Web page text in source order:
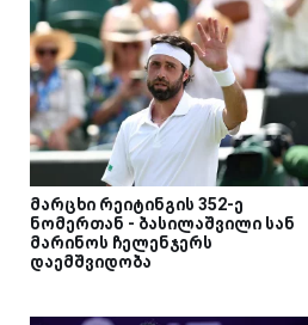
მარცხი რეიტინგის 352-ე
ნომერთან - ბასილაშვილი სან
მარინოს ჩელენჯერს
დაემშვიდობა